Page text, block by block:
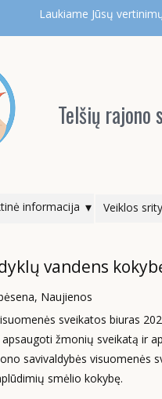
Laukiame Jūsų
Telšių rajono
informacija Veiklos
vandens
, Naujienos
sveikatos biuras
žmonių sveikatą ir
savivaldybės visuomenės
smėlio kokybę.